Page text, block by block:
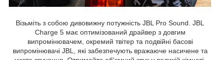
Візьміть з собою дивовижну потужність JBL Pro Sound. JBL
Charge 5 має оптимізований драйвер з довгим
випромінювачем, окремий твітер та подвійні басові
випромінювачі JBL, які забезпечують вражаюче насичене та